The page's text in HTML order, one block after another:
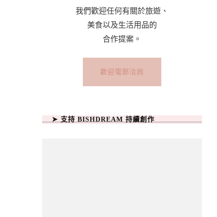
我們歡迎任何有關於旅遊、
美食以及生活用品的
合作提案。
歡迎電郵洽詢
➤ 支持 BISHDREAM 持續創作